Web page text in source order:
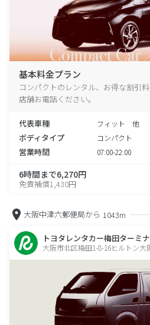
基本料金プラン
コンパクトのレンタル、お得な割引
店舗お電話ください。
代表車種 フィット 他 （
ボディタイプ コンパクト
営業時間 07:00-22:00
6時間まで6,270円
免責補償1,430円
大阪中津六郵便局から 1043m
トヨタレンタカー梅田ターミ
大阪市北区梅田1-8-16ヒルトン大